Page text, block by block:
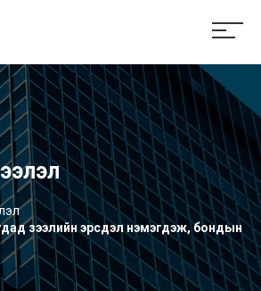
зээлийн эрсдэл нэмэгдэж, бондын